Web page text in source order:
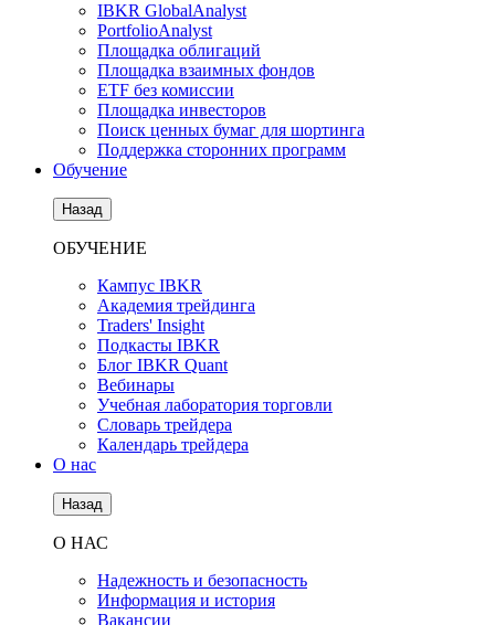
IBKR GlobalAnalyst
PortfolioAnalyst
Площадка облигаций
Площадка взаимных фондов
ETF без комиссии
Площадка инвесторов
Поиск ценных бумаг для шортинга
Поддержка сторонних программ
Обучение
Назад
ОБУЧЕНИЕ
Кампус IBKR
Академия трейдинга
Traders' Insight
Подкасты IBKR
Блог IBKR Quant
Вебинары
Учебная лаборатория торговли
Словарь трейдера
Календарь трейдера
О нас
Назад
О НАС
Надежность и безопасность
Информация и история
Вакансии